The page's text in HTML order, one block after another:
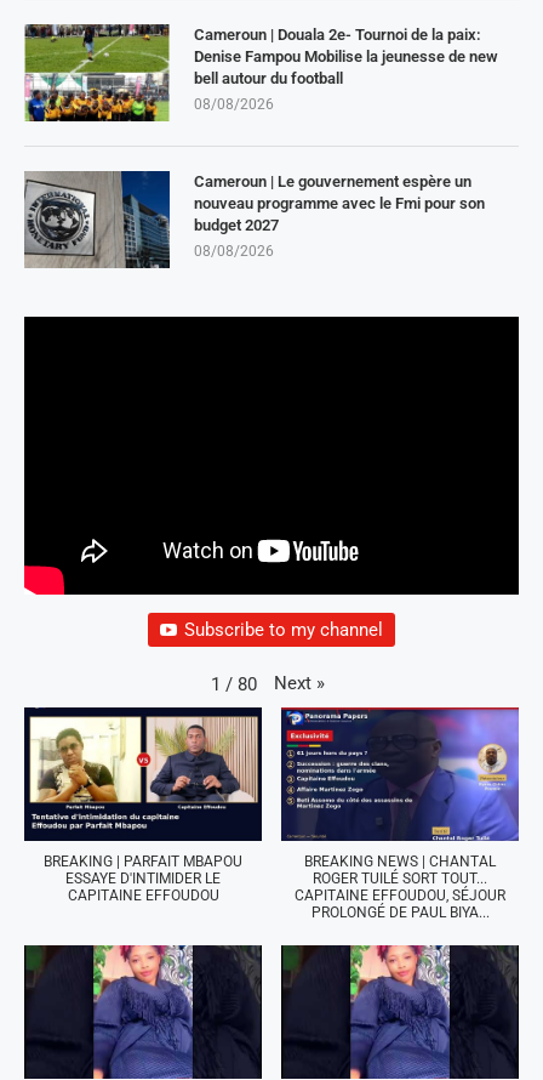
Cameroun | Douala 2e- Tournoi de la paix:
Denise Fampou Mobilise la jeunesse de new
bell autour du football
08/08/2026
Cameroun | Le gouvernement espère un
nouveau programme avec le Fmi pour son
budget 2027
08/08/2026
Subscribe to my channel
1 / 80 Next »
BREAKING | PARFAIT MBAPOU
ESSAYE D'INTIMIDER LE
CAPITAINE EFFOUDOU
BREAKING NEWS | CHANTAL
ROGER TUILÉ SORT TOUT...
CAPITAINE EFFOUDOU, SÉJOUR
PROLONGÉ DE PAUL BIYA...